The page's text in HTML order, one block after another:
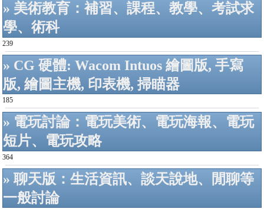
» 美術教育：補習、課程、教學、考試求
學、術科
239
» CG 硬體: Wacom Intuos 繪圖版, 手寫
版, 繪圖主機, 印表機, 掃瞄器
185
» 電玩討論：電玩美術、電玩海報、電玩
短片、電玩攻略
364
» 聊天版：生活資訊、談天說地、閒聊等
一般討論